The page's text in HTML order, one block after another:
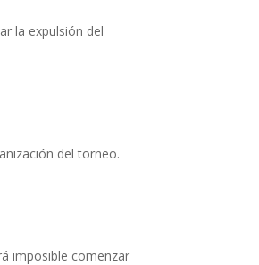
la expulsión del
del torneo.
imposible comenzar